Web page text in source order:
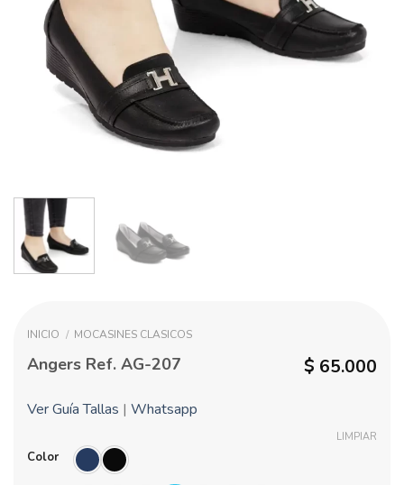
INICIO / MOCASINES CLASICOS
Angers Ref. AG-207 $ 65.000
Ver Guía Tallas | Whatsapp
Color
LIMPIAR